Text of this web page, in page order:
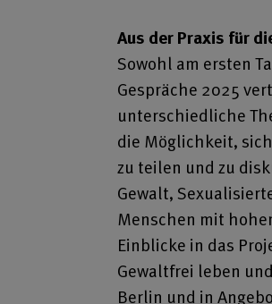
Aus der Praxis für
Sowohl am ersten
Gespräche 2025
unterschiedliche
die Möglichkeit,
zu teilen und zu
Gewalt,
Menschen mit
Einblicke in das
Gewaltfrei leben
Berlin und in